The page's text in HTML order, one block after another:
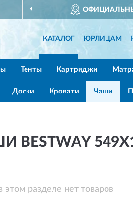
КАТАЛОГ ЮРЛИЦАМ
Тенты Картриджи
Доски Кровати Чаши
BESTWAY
этом разделе нет товаров